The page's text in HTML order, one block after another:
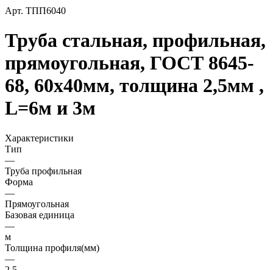
Арт. ТПП6040
Труба стальная, профильная,
прямоугольная, ГОСТ 8645-
68, 60х40мм, толщина 2,5мм ,
L=6м и 3м
Характеристики
Тип
—
Труба профильная
Форма
—
Прямоугольная
Базовая единица
—
м
Толщина профиля(мм)
—